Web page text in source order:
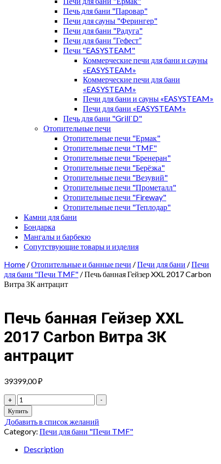
Печь для бани "Паровар"
Печи для сауны "Ферингер"
Печи для бани "Радуга"
Печи для бани “Гефест”
Печи "EASYSTEAM"
Коммерческие печи для бани и сауны
«EASYSTEAM»
Коммерческие печи для бани
«EASYSTEAM»
Печи для бани и сауны «EASYSTEAM»
Печи для бани «EASYSTEAM»
Печь для бани "Grill`D"
Отопительные печи
Отопительные печи "Ермак"
Отопительные печи "TMF"
Отопительные печи "Бренеран"
Отопительные печи "Берёзка"
Отопительные печи "Везувий"
Отопительные печи "Прометалл"
Отопительные печи "Fireway"
Отопительные печи "Теплодар"
Камни для бани
Бондарка
Мангалы и барбекю
Сопутствующие товары и изделия
Home /Отопительные и банные печи /Печи для бани /Печи
для бани "Печи TMF" / Печь банная Гейзер XXL 2017 Carbon
Витра ЗК антрацит
Печь банная Гейзер XXL
2017 Carbon Витра ЗК
антрацит
39399,00₽
+
Печь
банная
Гейзер
XXL
2017
Carbon
Витра
-
Купить
Добавить в список желаний
Category: Печи для бани "Печи TMF"
Description